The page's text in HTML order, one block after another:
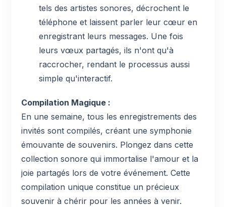
tels des artistes sonores, décrochent le
téléphone et laissent parler leur cœur en
enregistrant leurs messages. Une fois
leurs vœux partagés, ils n'ont qu'à
raccrocher, rendant le processus aussi
simple qu'interactif.
Compilation Magique :
En une semaine, tous les enregistrements des
invités sont compilés, créant une symphonie
émouvante de souvenirs. Plongez dans cette
collection sonore qui immortalise l'amour et la
joie partagés lors de votre événement. Cette
compilation unique constitue un précieux
souvenir à chérir pour les années à venir.